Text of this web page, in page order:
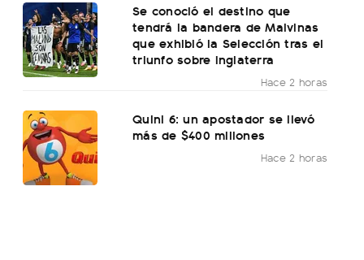
Se conoció el destino que
tendrá la bandera de Malvinas
que exhibió la Selección tras el
triunfo sobre Inglaterra
Hace 2 horas
Quini 6: un apostador se llevó
más de $400 millones
Hace 2 horas